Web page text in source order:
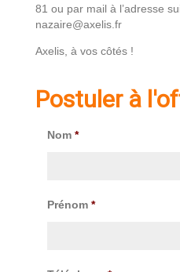
81 ou par mail à l’adresse
nazaire@axelis.fr
Axelis, à vos côtés !
Postuler à
Nom *
Prénom *